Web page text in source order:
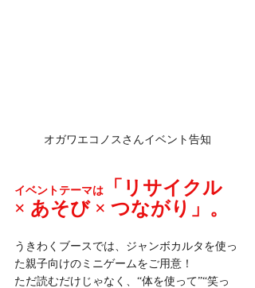
オガワエコノスさんイベント告知
イベントテーマは
「リサイクル
× あそび × つながり」。
うきわくブースでは、ジャンボカルタを使っ
た親子向けのミニゲームをご用意！
ただ読むだけじゃなく、“体を使って”“笑っ